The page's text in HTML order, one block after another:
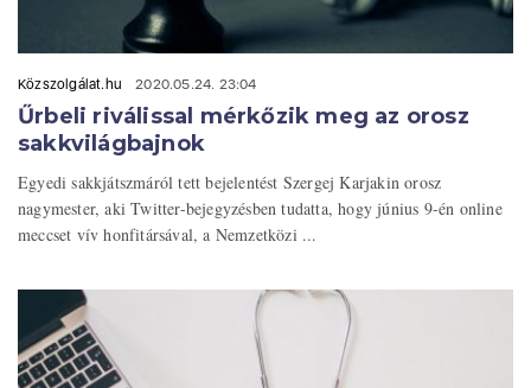
Közszolgálat.hu 2020.05.24. 23:04
Űrbeli riválissal mérkőzik meg az orosz
sakkvilágbajnok
Egyedi sakkjátszmáról tett bejelentést Szergej Karjakin orosz
nagymester, aki Twitter-bejegyzésben tudatta, hogy június 9-én online
meccset vív honfitársával, a Nemzetközi ...